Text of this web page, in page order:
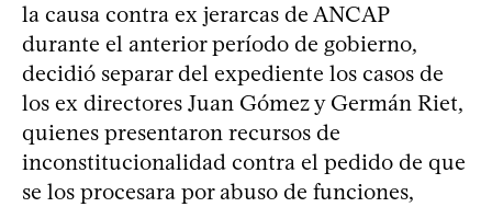
la causa contra ex jerarcas de ANCAP
durante el anterior período de gobierno,
decidió separar del expediente los casos de
los ex directores Juan Gómez y Germán Riet,
quienes presentaron recursos de
inconstitucionalidad contra el pedido de que
se los procesara por abuso de funciones,